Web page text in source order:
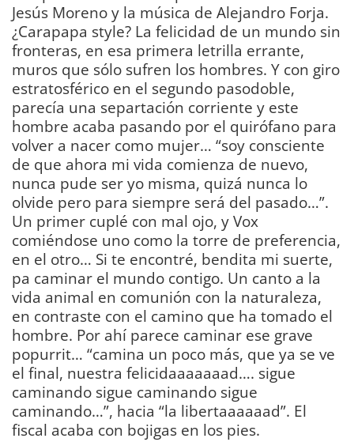
Jesús Moreno y la música de Alejandro Forja.
¿Carapapa style? La felicidad de un mundo sin
fronteras, en esa primera letrilla errante,
muros que sólo sufren los hombres. Y con giro
estratosférico en el segundo pasodoble,
parecía una separtación corriente y este
hombre acaba pasando por el quirófano para
volver a nacer como mujer… “soy consciente
de que ahora mi vida comienza de nuevo,
nunca pude ser yo misma, quizá nunca lo
olvide pero para siempre será del pasado…”.
Un primer cuplé con mal ojo, y Vox
comiéndose uno como la torre de preferencia,
en el otro… Si te encontré, bendita mi suerte,
pa caminar el mundo contigo. Un canto a la
vida animal en comunión con la naturaleza,
en contraste con el camino que ha tomado el
hombre. Por ahí parece caminar ese grave
popurrit… “camina un poco más, que ya se ve
el final, nuestra felicidaaaaaaad…. sigue
caminando sigue caminando sigue
caminando…”, hacia “la libertaaaaaad”. El
fiscal acaba con bojigas en los pies.